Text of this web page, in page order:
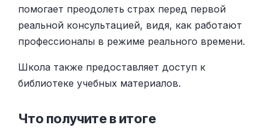
помогает преодолеть страх перед первой
реальной консультацией, видя, как работают
профессионалы в режиме реального времени.
Школа также предоставляет доступ к
библиотеке учебных материалов.
Что получите в итоге